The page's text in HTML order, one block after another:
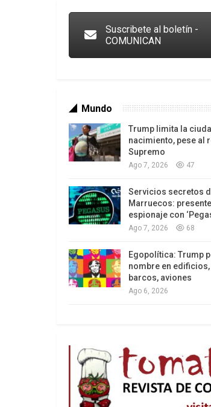
Suscribete al boletín -
COMUNICAN
Mundo
Trump limita la
nacimiento, pese al
Supremo
Ago 7, 2026 47
Servicios secretos
Marruecos:
espionaje con
Ago 7, 2026 68
Egopolítica: Trump
nombre en
barcos, aviones
Ago 6, 2026